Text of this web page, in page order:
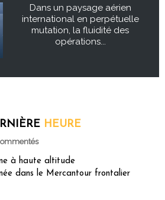
Dans un paysage aérien
international en perpétuelle
mutation, la fluidité des
opérations...
HEURE
à haute altitude
dans le Mercantour frontalier